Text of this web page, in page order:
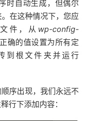
时自动生成，但偶尔
在这种情况下，您应
文件，从 wp-config-
确的值设置为所有定
到根文件夹并运行
序出现，我们永远不
行下添加内容：